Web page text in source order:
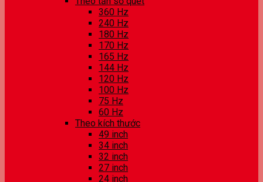
360 Hz
240 Hz
180 Hz
170 Hz
165 Hz
144 Hz
120 Hz
100 Hz
75 Hz
60 Hz
Theo kích thước
49 inch
34 inch
32 inch
27 inch
24 inch